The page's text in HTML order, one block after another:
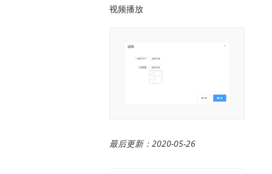
视频播放
最后更新：2020-05-26